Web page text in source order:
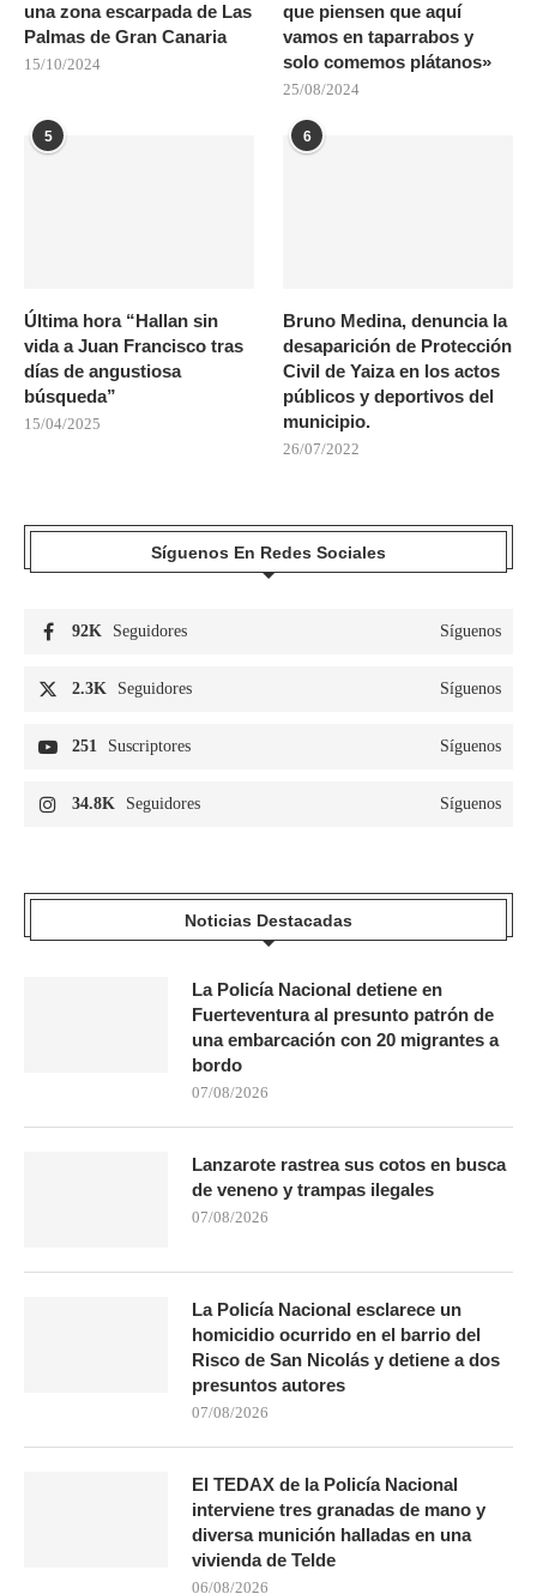
una zona escarpada de Las
Palmas de Gran Canaria
15/10/2024
que piensen que aquí
vamos en taparrabos y
solo comemos plátanos»
25/08/2024
5
Última hora “Hallan sin
vida a Juan Francisco tras
días de angustiosa
búsqueda”
15/04/2025
6
Bruno Medina, denuncia la
desaparición de Protección
Civil de Yaiza en los actos
públicos y deportivos del
municipio.
26/07/2022
Síguenos En Redes Sociales
92K Seguidores Síguenos
2.3K Seguidores Síguenos
251 Suscriptores Síguenos
34.8K Seguidores Síguenos
Noticias Destacadas
La Policía Nacional detiene en
Fuerteventura al presunto patrón de
una embarcación con 20 migrantes a
bordo
07/08/2026
Lanzarote rastrea sus cotos en busca
de veneno y trampas ilegales
07/08/2026
La Policía Nacional esclarece un
homicidio ocurrido en el barrio del
Risco de San Nicolás y detiene a dos
presuntos autores
07/08/2026
El TEDAX de la Policía Nacional
interviene tres granadas de mano y
diversa munición halladas en una
vivienda de Telde
06/08/2026